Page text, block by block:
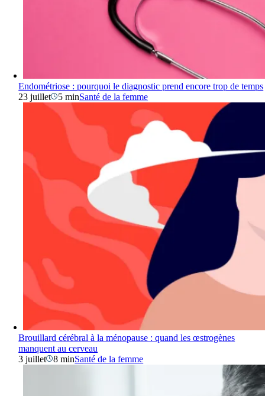
Endométriose : pourquoi le diagnostic prend encore trop de temps
23 juillet
5 minSanté de la femme
Brouillard cérébral à la ménopause : quand les œstrogènes
manquent au cerveau
3 juillet
8 minSanté de la femme